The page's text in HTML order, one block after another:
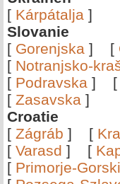
[ Kárpátalja ]
Slovanie
[ Gorenjska ] [
[ Notranjsko-
[ Podravska ] [
[ Zasavska ]
Croatie
[ Zágráb ] [
[ Varasd ] [
[ Primorje-